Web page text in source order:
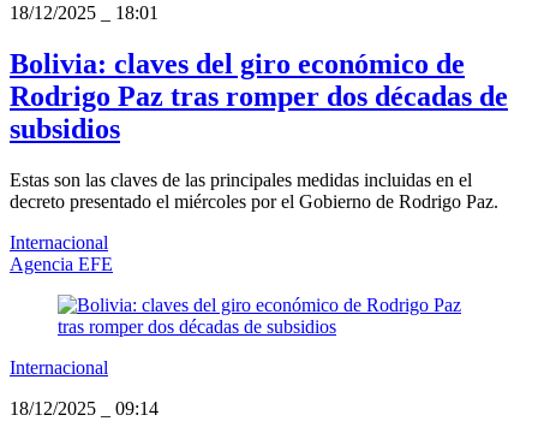
18/12/2025
18:01
Bolivia: claves del giro económico de
Rodrigo Paz tras romper dos décadas de
subsidios
Estas son las claves de las principales medidas incluidas en el
decreto presentado el miércoles por el Gobierno de Rodrigo Paz.
Internacional
Agencia EFE
Internacional
18/12/2025
09:14